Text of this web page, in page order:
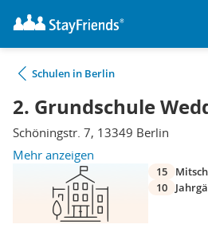
Schulen in Berlin
2. Grundschule
Schöningstr. 7, 13349 Berlin
Mehr anzeigen
15
10